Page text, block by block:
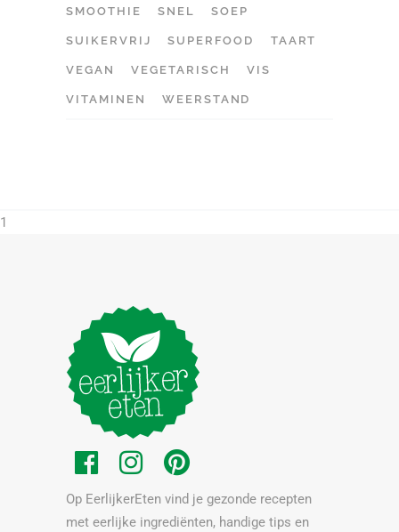
SMOOTHIE SNEL SOEP
SUIKERVRIJ SUPERFOOD TAART
VEGAN VEGETARISCH VIS
VITAMINEN WEERSTAND
1
Op EerlijkerEten vind je gezonde recepten
met eerlijke ingrediënten, handige tips en